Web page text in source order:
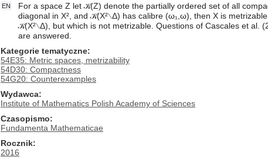
EN
For a space Z let 𝒦(Z) denote the partially ordered set of all
diagonal in X², and 𝒦(X²∖Δ) has calibre (ω₁,ω), then X is
𝒦(X²∖Δ), but which is not metrizable. Questions of Cascales et
are answered.
Kategorie tematyczne
54E35: Metric spaces, metrizability
54D30: Compactness
54G20: Counterexamples
Wydawca
Institute of Mathematics Polish Academy of Sciences
Czasopismo
Fundamenta Mathematicae
Rocznik
2016